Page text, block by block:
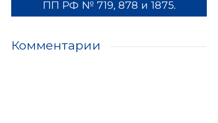
ПП РФ № 719, 878 и 1875.
Комментарии